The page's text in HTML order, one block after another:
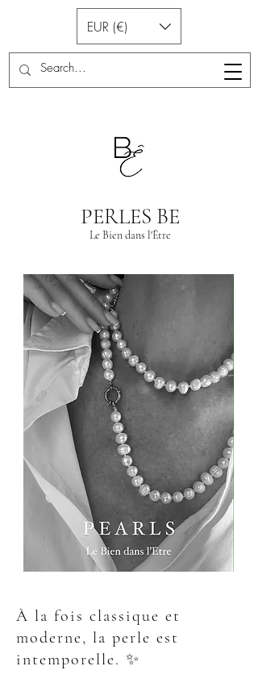
EUR (€)
PERLES BE
Le Bien dans l'Être
À la fois classique et
moderne, la perle est
intemporelle. ✨